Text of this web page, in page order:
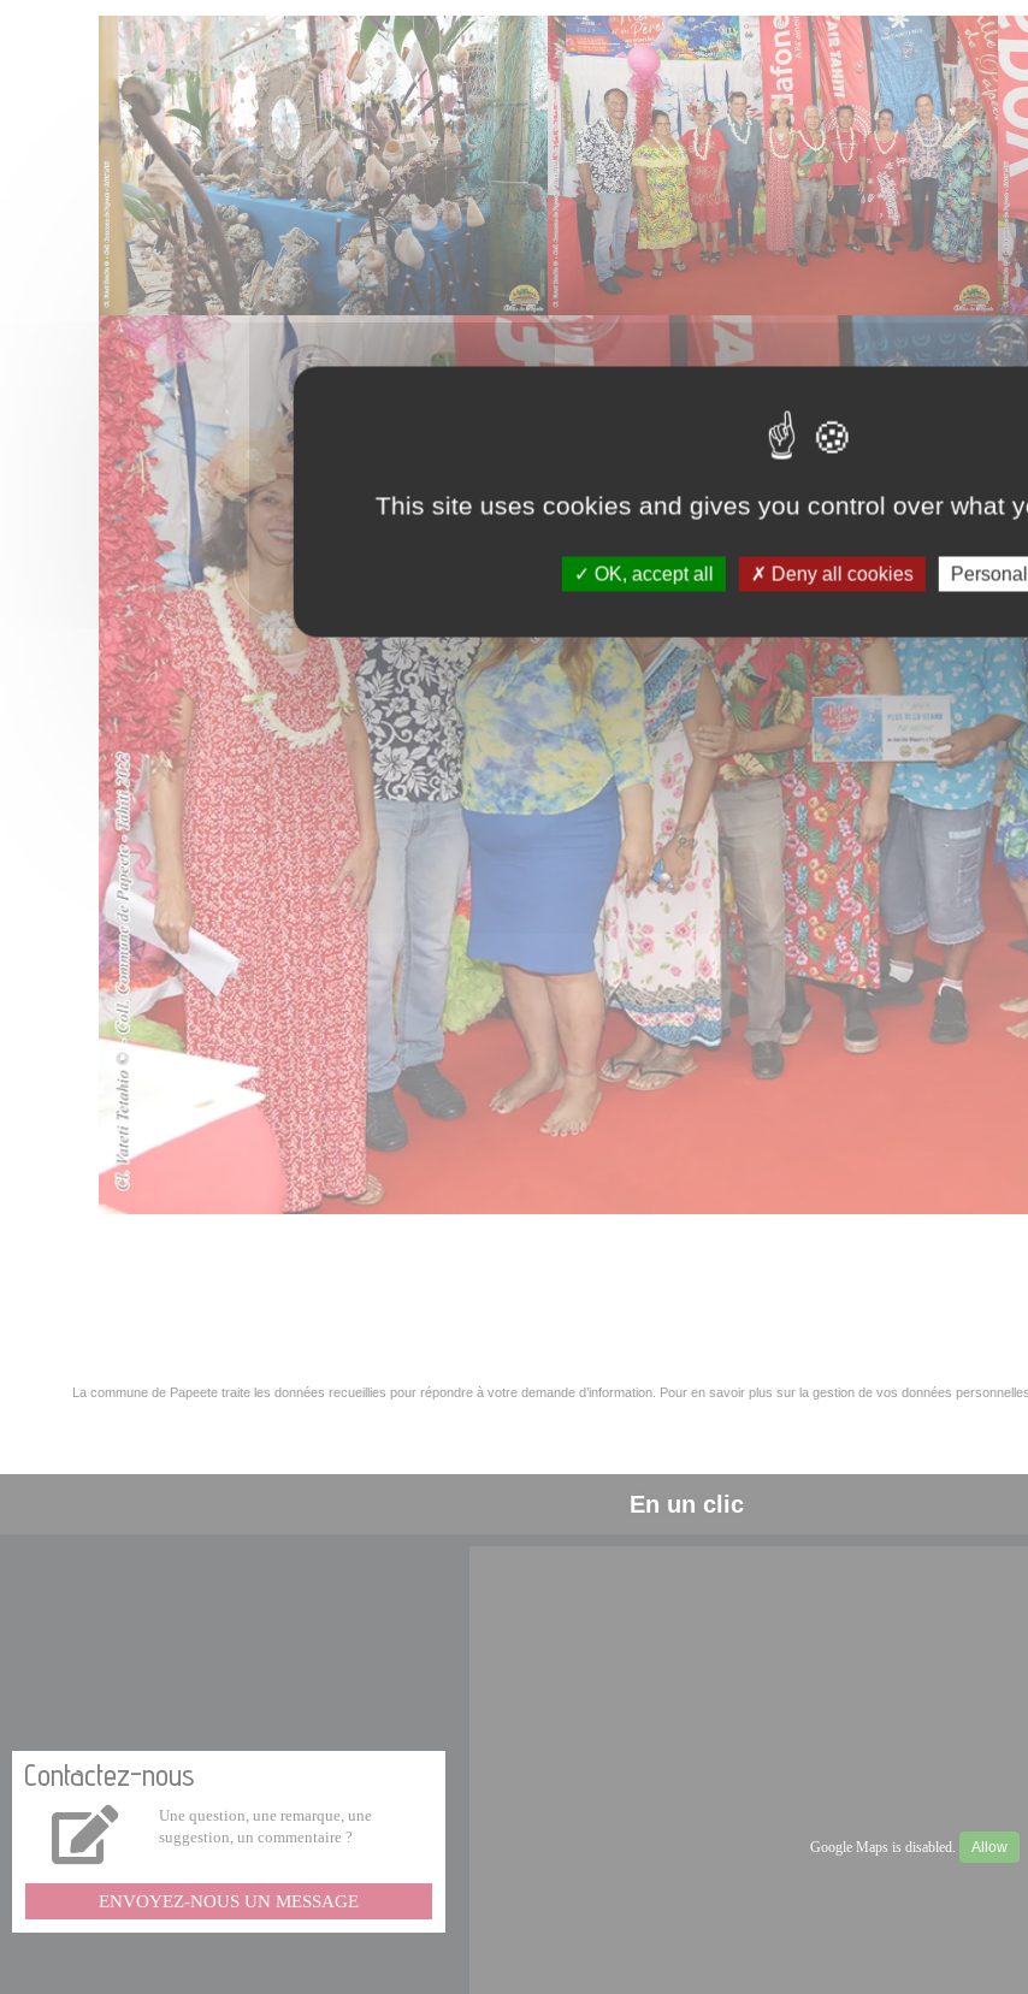
La commune de Papeete traite les données recueillies pour répondre à votre demande d’information. Pour en savoir plus sur la gestion de vos données
En un clic
Contactez-nous
Une question, une remarque, une
suggestion, un commentaire ?
ENVOYEZ-NOUS UN MESSAGE
Google Maps is disabled. Allow
This site uses cookies and gives you control over what
OK, accept all Deny all cookies